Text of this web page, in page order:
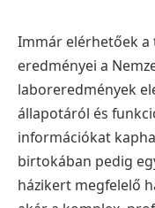
Immár elérhetőek a
eredményei a
laboreredmények
állapotáról és
információkat
birtokában pedig
házikert megfelelő